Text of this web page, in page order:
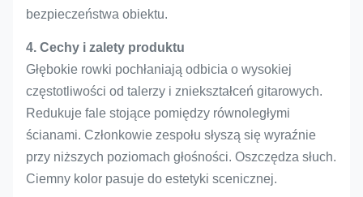
bezpieczeństwa obiektu.
4. Cechy i zalety produktu
Głębokie rowki pochłaniają odbicia o wysokiej
częstotliwości od talerzy i zniekształceń gitarowych.
Redukuje fale stojące pomiędzy równoległymi
ścianami. Członkowie zespołu słyszą się wyraźnie
przy niższych poziomach głośności. Oszczędza słuch.
Ciemny kolor pasuje do estetyki scenicznej.